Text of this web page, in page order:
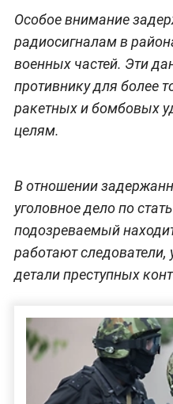
Особое внимание
радиосигналам в
военных частей. Эти
противнику для более
ракетных и бомбовых
целям.
В отношении
уголовное дело по
подозреваемый
работают
детали преступных